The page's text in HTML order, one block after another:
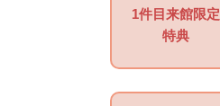
1件目来館限定
特典